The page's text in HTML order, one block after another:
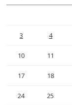
3 4
10 11
17 18
24 25